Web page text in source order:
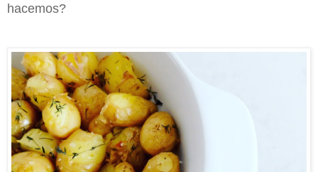
hacemos?